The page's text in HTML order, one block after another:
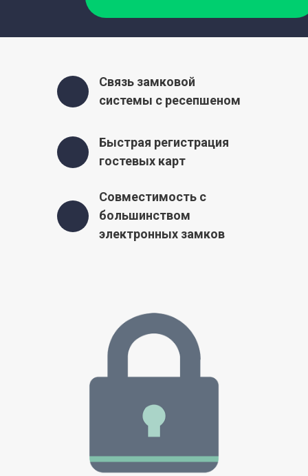
Связь замковой
системы с ресепшеном
Быстрая регистрация
гостевых карт
Совместимость с
большинством
электронных замков